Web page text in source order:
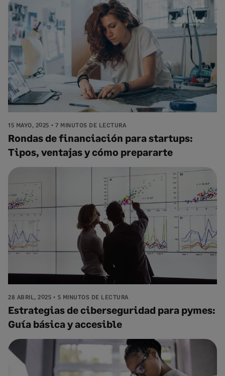
15 MAYO, 2025 7 MINUTOS DE LECTURA
Rondas de financiación para startups:
Tipos, ventajas y cómo prepararte
28 ABRIL, 2025 5 MINUTOS DE LECTURA
Estrategias de ciberseguridad para pymes:
Guía básica y accesible